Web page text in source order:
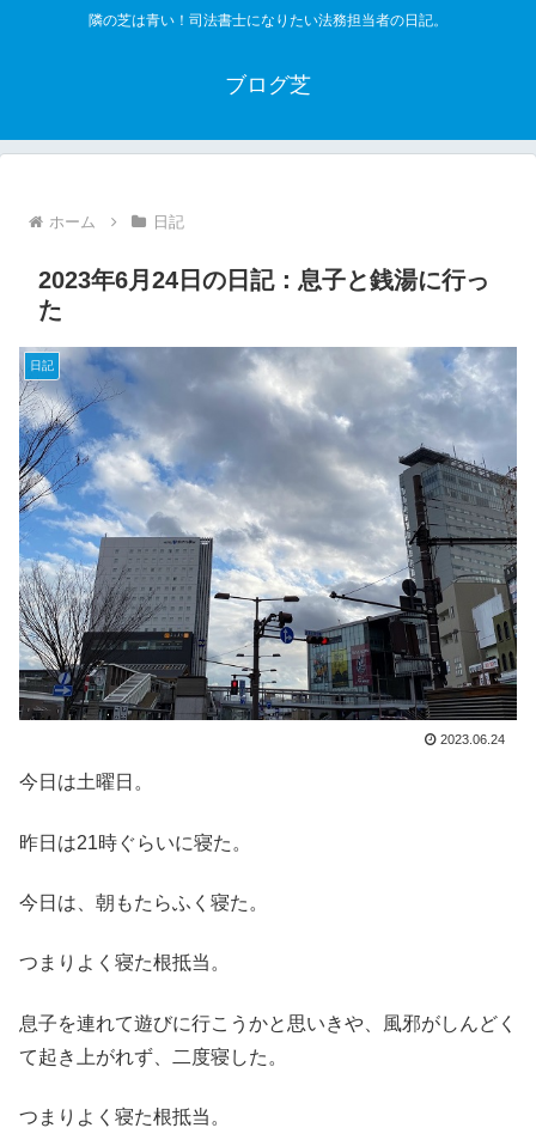
隣の芝は青い！司法書士になりたい法務担当者の日記。
ブログ芝
ホーム 日記
2023年6月24日の日記：息子と銭湯に行っ
た
日記
2023.06.24
今日は土曜日。
昨日は21時ぐらいに寝た。
今日は、朝もたらふく寝た。
つまりよく寝た根抵当。
息子を連れて遊びに行こうかと思いきや、風邪がしんどく
て起き上がれず、二度寝した。
つまりよく寝た根抵当。